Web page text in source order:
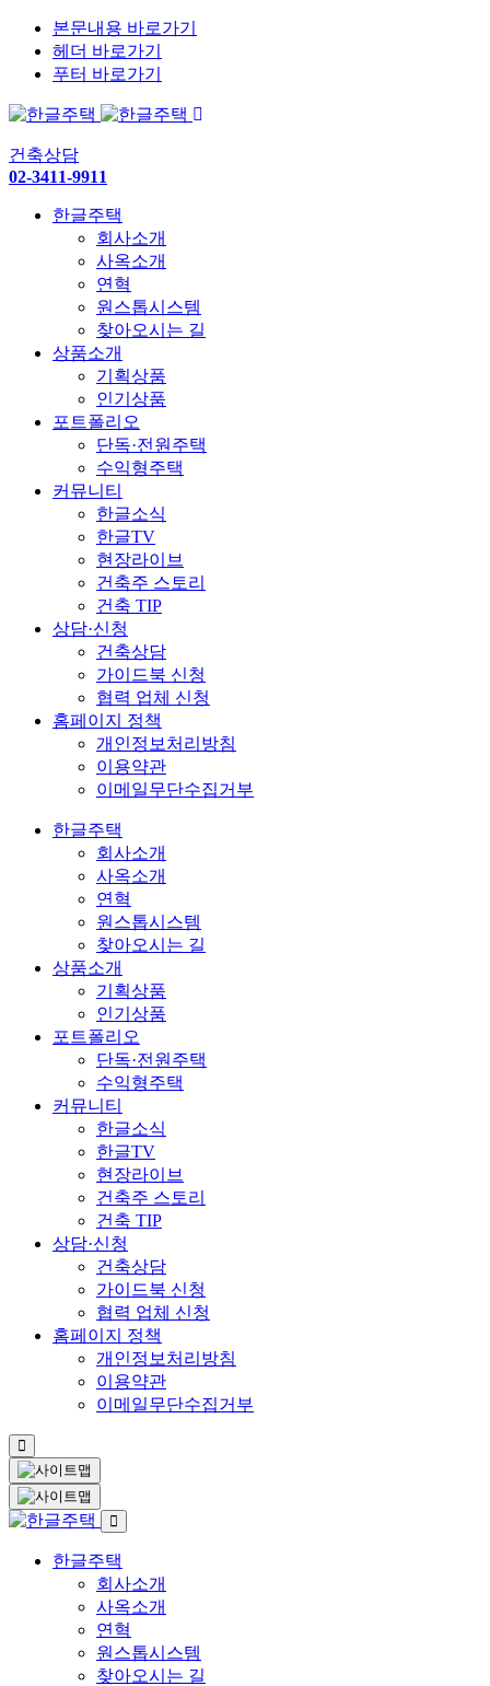
본문내용 바로가기
헤더 바로가기
푸터 바로가기
건축상담
02-3411-9911
한글주택
회사소개
사옥소개
연혁
원스톱시스템
찾아오시는 길
상품소개
기획상품
인기상품
포트폴리오
단독·전원주택
수익형주택
커뮤니티
한글소식
한글TV
현장라이브
건축주 스토리
건축 TIP
상담·신청
건축상담
가이드북 신청
협력 업체 신청
홈페이지 정책
개인정보처리방침
이용약관
이메일무단수집거부
한글주택
회사소개
사옥소개
연혁
원스톱시스템
찾아오시는 길
상품소개
기획상품
인기상품
포트폴리오
단독·전원주택
수익형주택
커뮤니티
한글소식
한글TV
현장라이브
건축주 스토리
건축 TIP
상담·신청
건축상담
가이드북 신청
협력 업체 신청
홈페이지 정책
개인정보처리방침
이용약관
이메일무단수집거부
한글주택
회사소개
사옥소개
연혁
원스톱시스템
찾아오시는 길